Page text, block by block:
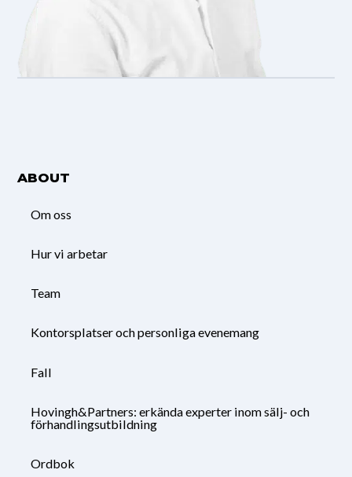
ABOUT
Om oss
Hur vi arbetar
Team
Kontorsplatser och personliga evenemang
Fall
Hovingh&Partners: erkända experter inom sälj- och
förhandlingsutbildning
Ordbok